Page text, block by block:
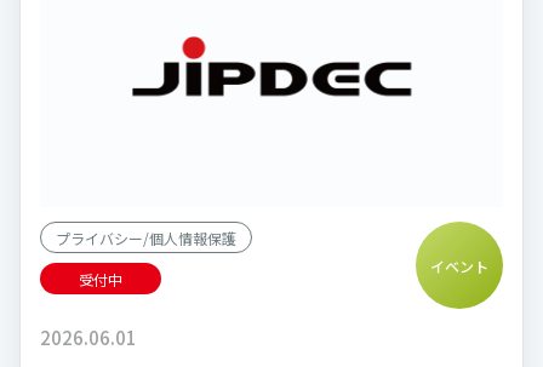
プライバシー/個人情報保護
受付中
イベント
2026.06.01